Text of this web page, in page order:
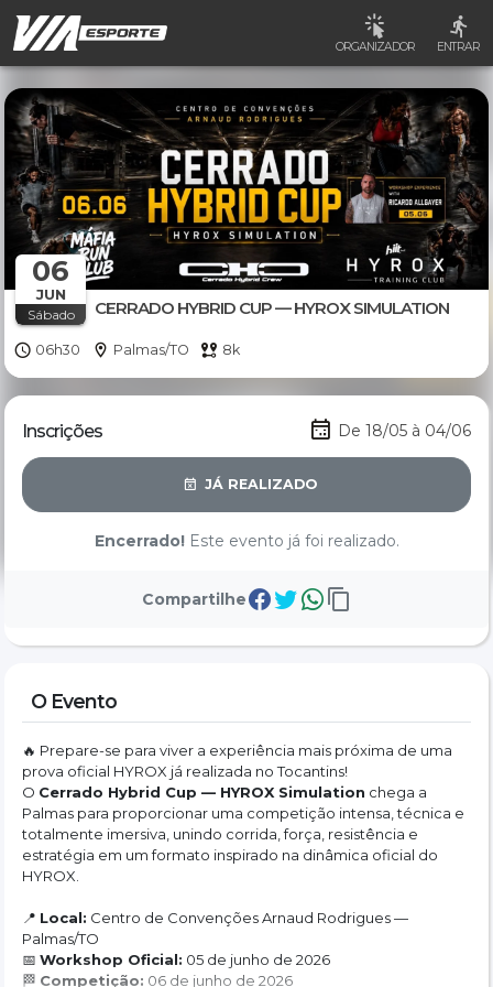
ORGANIZADOR ENTRAR
06
JUN
Sábado CERRADO HYBRID CUP — HYROX SIMULATION
06h30 Palmas/TO 8k
Inscrições De 18/05 à 04/06
JÁ REALIZADO
Encerrado!Este evento já foi realizado.
Compartilhe
O Evento
🔥 Prepare-se para viver a experiência mais próxima de uma
prova oficial HYROX já realizada no Tocantins!
O Cerrado Hybrid Cup — HYROX Simulation chega a
Palmas para proporcionar uma competição intensa, técnica e
totalmente imersiva, unindo corrida, força, resistência e
estratégia em um formato inspirado na dinâmica oficial do
HYROX.
📍 Local: Centro de Convenções Arnaud Rodrigues —
Palmas/TO
📅 Workshop Oficial: 05 de junho de 2026
🏁 Competição: 06 de junho de 2026